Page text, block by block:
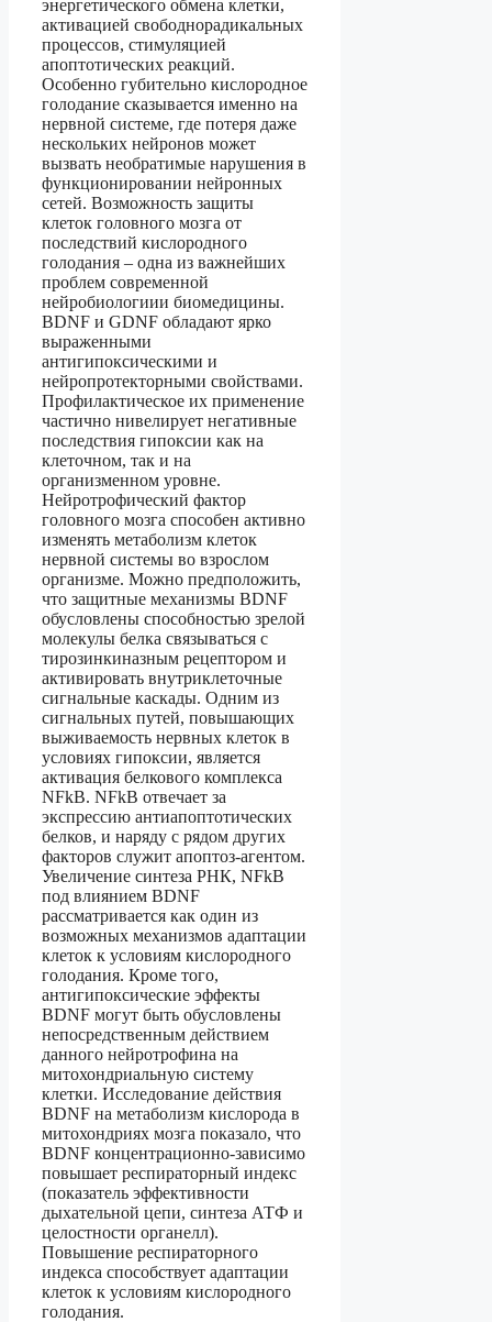
энергетического обмена клетки,
активацией свободнорадикальных
процессов, стимуляцией
апоптотических реакций.
Особенно губительно кислородное
голодание сказывается именно на
нервной системе, где потеря даже
нескольких нейронов может
вызвать необратимые нарушения в
функционировании нейронных
сетей. Возможность защиты
клеток головного мозга от
последствий кислородного
голодания – одна из важнейших
проблем современной
нейробиологиии биомедицины.
BDNF и GDNF обладают ярко
выраженными
антигипоксическими и
нейропротекторными свойствами.
Профилактическое их применение
частично нивелирует негативные
последствия гипоксии как на
клеточном, так и на
организменном уровне.
Нейротрофический фактор
головного мозга способен активно
изменять метаболизм клеток
нервной системы во взрослом
организме. Можно предположить,
что защитные механизмы BDNF
обусловлены способностью зрелой
молекулы белка связываться с
тирозинкиназным рецептором и
активировать внутриклеточные
сигнальные каскады. Одним из
сигнальных путей, повышающих
выживаемость нервных клеток в
условиях гипоксии, является
активация белкового комплекса
NFkB. NFkB отвечает за
экспрессию антиапоптотических
белков, и наряду с рядом других
факторов служит апоптоз-агентом.
Увеличение синтеза РНК, NFkB
под влиянием BDNF
рассматривается как один из
возможных механизмов адаптации
клеток к условиям кислородного
голодания. Кроме того,
антигипоксические эффекты
BDNF могут быть обусловлены
непосредственным действием
данного нейротрофина на
митохондриальную систему
клетки. Исследование действия
BDNF на метаболизм кислорода в
митохондриях мозга показало, что
BDNF концентрационно-зависимо
повышает респираторный индекс
(показатель эффективности
дыхательной цепи, синтеза АТФ и
целостности органелл).
Повышение респираторного
индекса способствует адаптации
клеток к условиям кислородного
голодания.